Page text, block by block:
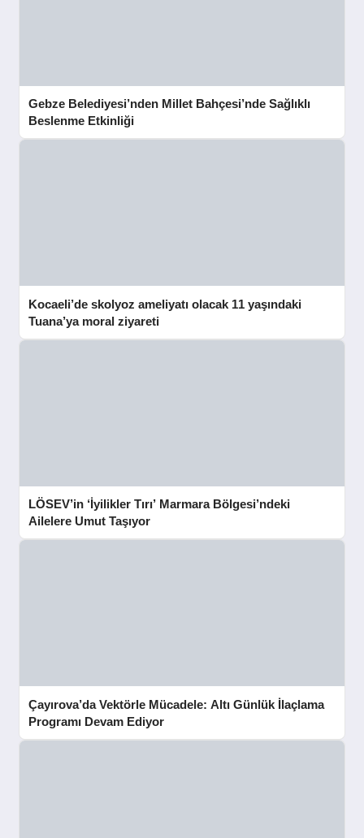
Gebze Belediyesi’nden Millet Bahçesi’nde Sağlıklı
Beslenme Etkinliği
Kocaeli’de skolyoz ameliyatı olacak 11 yaşındaki
Tuana’ya moral ziyareti
LÖSEV’in ‘İyilikler Tırı’ Marmara Bölgesi’ndeki
Ailelere Umut Taşıyor
Çayırova’da Vektörle Mücadele: Altı Günlük İlaçlama
Programı Devam Ediyor